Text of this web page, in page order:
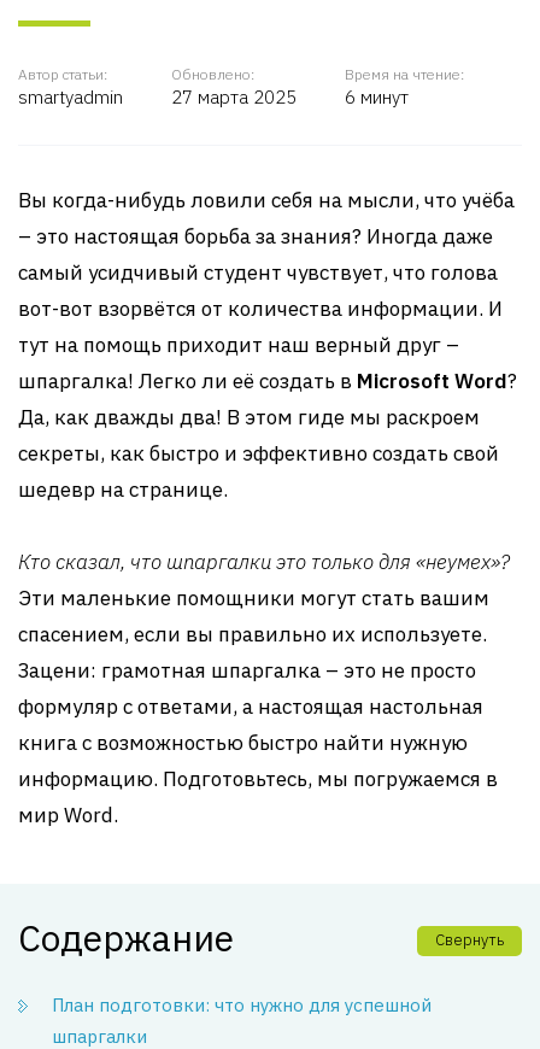
Автор статьи:
smartyadmin
Обновлено:
27 марта 2025
Время на чтение:
6 минут
Вы когда-нибудь ловили себя на мысли, что учёба
– это настоящая борьба за знания? Иногда даже
самый усидчивый студент чувствует, что голова
вот-вот взорвётся от количества информации. И
тут на помощь приходит наш верный друг –
шпаргалка! Легко ли её создать в Microsoft Word?
Да, как дважды два! В этом гиде мы раскроем
секреты, как быстро и эффективно создать свой
шедевр на странице.
Кто сказал, что шпаргалки это только для «неумех»?
Эти маленькие помощники могут стать вашим
спасением, если вы правильно их используете.
Зацени: грамотная шпаргалка – это не просто
формуляр с ответами, а настоящая настольная
книга с возможностью быстро найти нужную
информацию. Подготовьтесь, мы погружаемся в
мир Word.
Содержание Свернуть
План подготовки: что нужно для успешной
шпаргалки